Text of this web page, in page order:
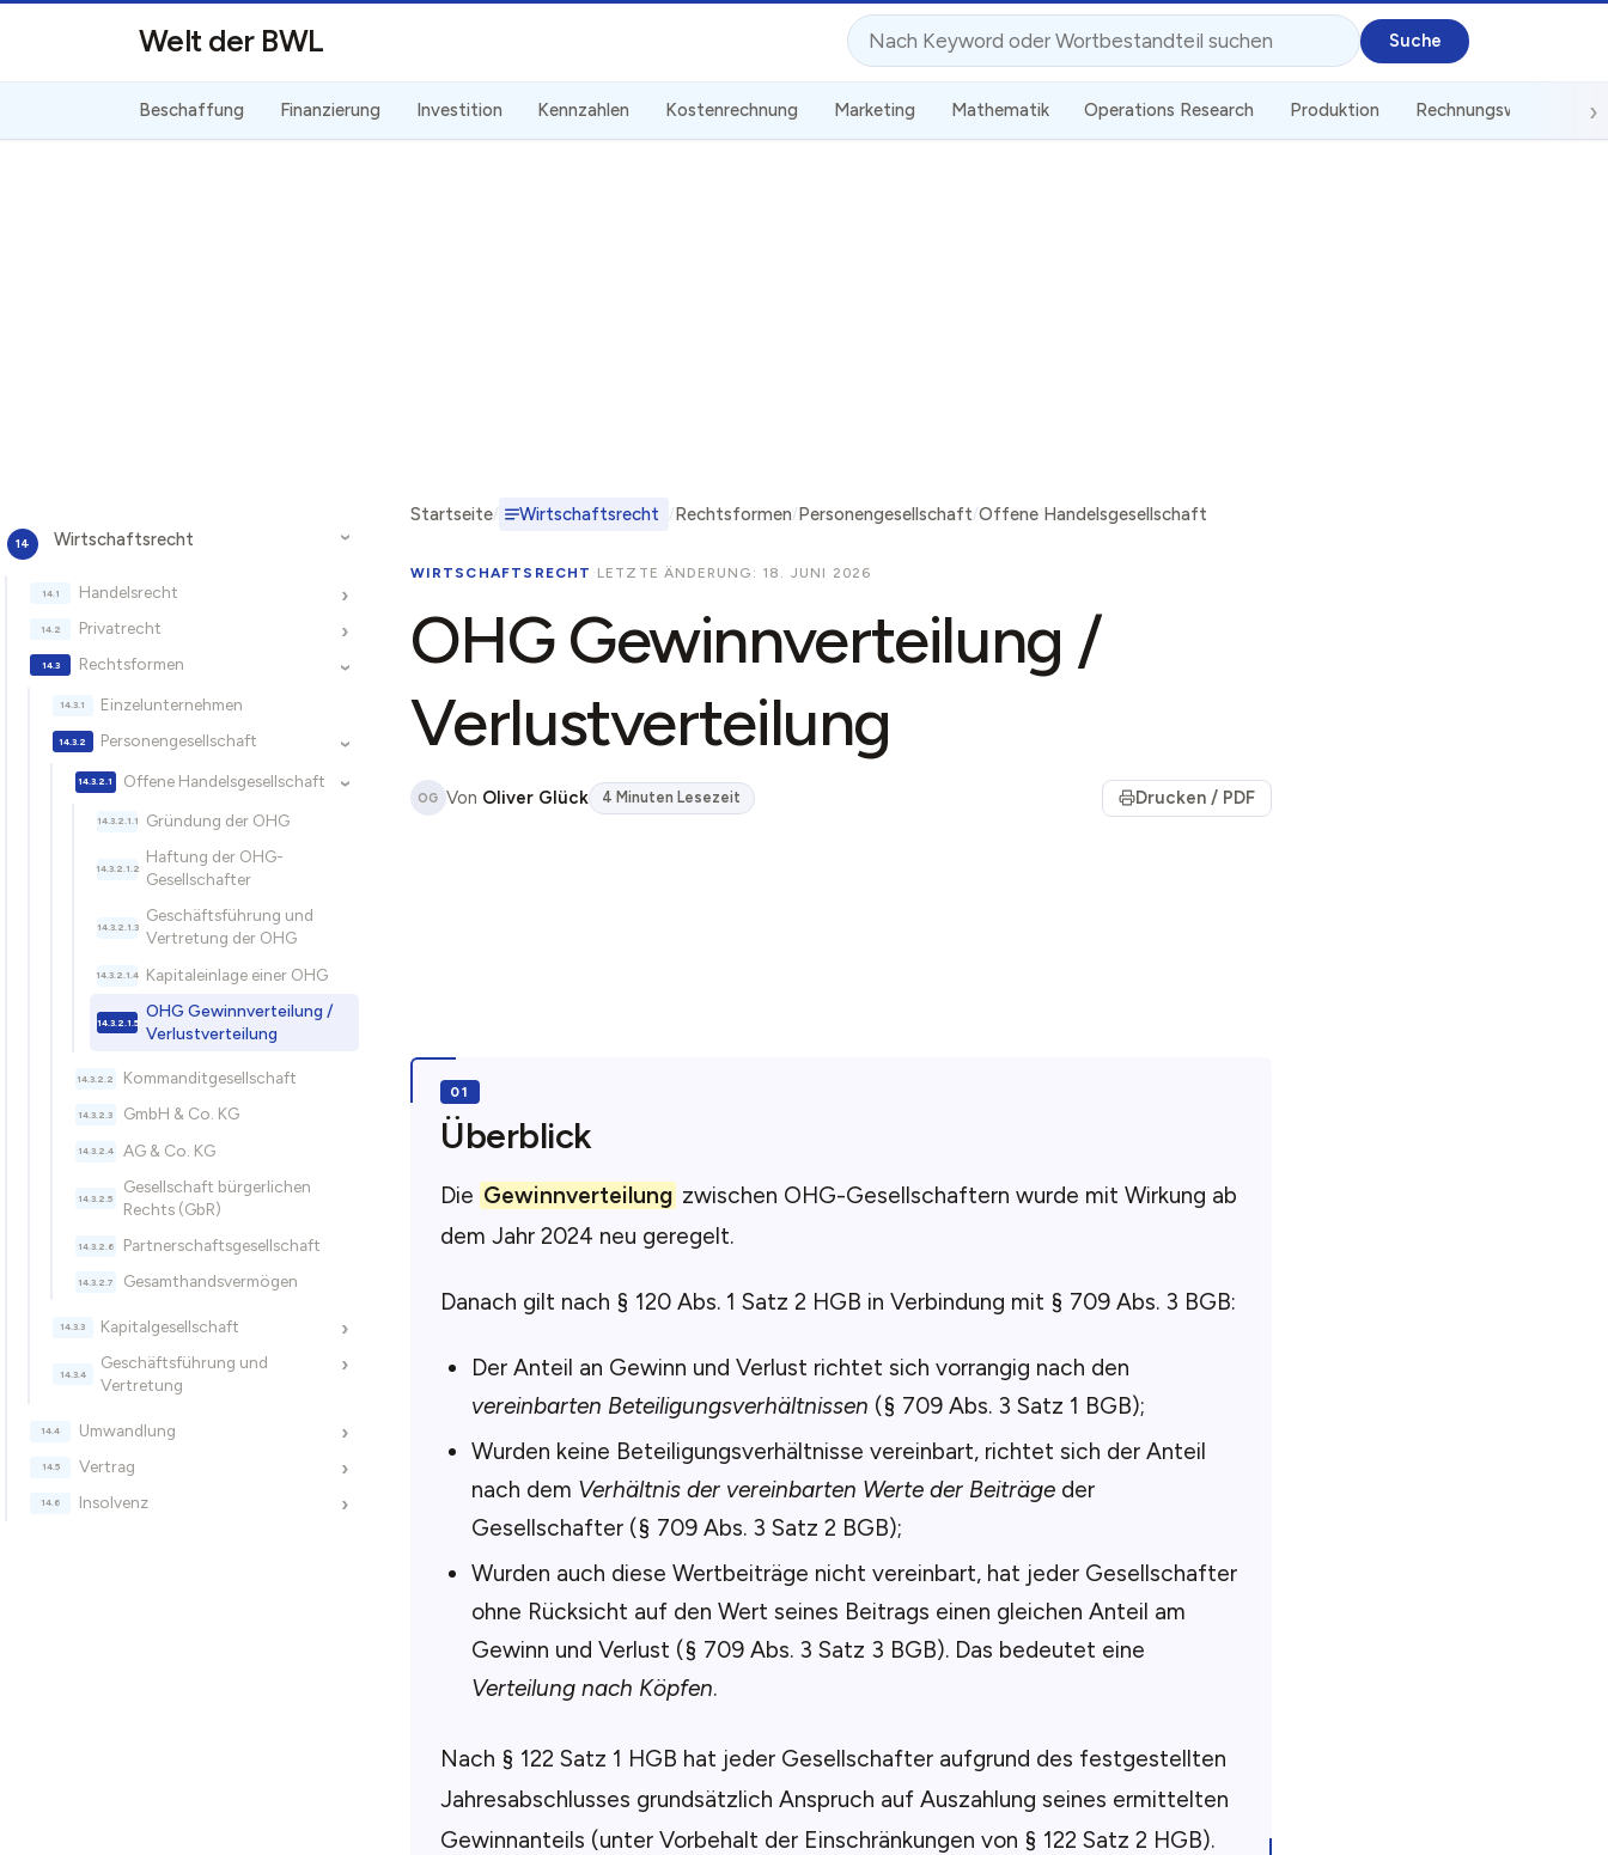
Welt der BWL Suche
Beschaffung Finanzierung Investition Kennzahlen Kostenrechnung Marketing Mathematik Operations Research Produktion Rechnungswesen
›
Wirtschaftsrecht
›
Handelsrecht
›
Privatrecht
›
Rechtsformen
Einzelunternehmen
›
Personengesellschaft
›
Offene Handelsgesellschaft
Gründung der OHG
Haftung der OHG-
Gesellschafter
Geschäftsführung und
Vertretung der OHG
Kapitaleinlage einer OHG
OHG Gewinnverteilung /
Verlustverteilung
Kommanditgesellschaft
GmbH & Co. KG
AG & Co. KG
Gesellschaft bürgerlichen
Rechts (GbR)
Partnerschaftsgesellschaft
Gesamthandsvermögen
›
Kapitalgesellschaft
›
Geschäftsführung und
Vertretung
›
Umwandlung
›
Vertrag
›
Insolvenz
Startseite Wirtschaftsrecht Rechtsformen Personengesellschaft Offene Handelsgesellschaft
WIRTSCHAFTSRECHT · LETZTE ÄNDERUNG: 18. JUNI 2026
OHG Gewinnverteilung /
Verlustverteilung
OG Von Oliver Glück 4 Minuten Lesezeit Drucken / PDF
Überblick
Die Gewinnverteilung zwischen OHG-Gesellschaftern wurde mit Wirkung ab
dem Jahr 2024 neu geregelt.
Danach gilt nach § 120 Abs. 1 Satz 2 HGB in Verbindung mit § 709 Abs. 3 BGB:
Der Anteil an Gewinn und Verlust richtet sich vorrangig nach den
vereinbarten Beteiligungsverhältnissen (§ 709 Abs. 3 Satz 1 BGB);
Wurden keine Beteiligungsverhältnisse vereinbart, richtet sich der Anteil
nach dem Verhältnis der vereinbarten Werte der Beiträgeder
Gesellschafter (§ 709 Abs. 3 Satz 2 BGB);
Wurden auch diese Wertbeiträge nicht vereinbart, hat jeder Gesellschafter
ohne Rücksicht auf den Wert seines Beitrags einen gleichen Anteil am
Gewinn und Verlust (§ 709 Abs. 3 Satz 3 BGB). Das bedeutet eine
Verteilung nach Köpfen.
Nach § 122 Satz 1 HGB hat jeder Gesellschafter aufgrund des festgestellten
Jahresabschlusses grundsätzlich Anspruch auf Auszahlung seines ermittelten
Gewinnanteils (unter Vorbehalt der Einschränkungen von § 122 Satz 2 HGB).